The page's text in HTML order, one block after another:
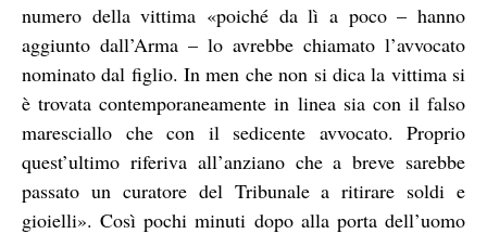
numero della vittima «poiché da lì a poco – hanno
aggiunto dall’Arma – lo avrebbe chiamato l’avvocato
nominato dal figlio. In men che non si dica la vittima si
è trovata contemporaneamente in linea sia con il falso
maresciallo che con il sedicente avvocato. Proprio
quest’ultimo riferiva all’anziano che a breve sarebbe
passato un curatore del Tribunale a ritirare soldi e
gioielli». Così pochi minuti dopo alla porta dell’uomo